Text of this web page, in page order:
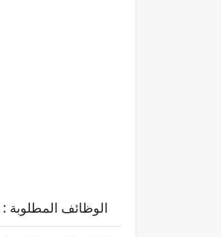
الوظائف المطلوبة :